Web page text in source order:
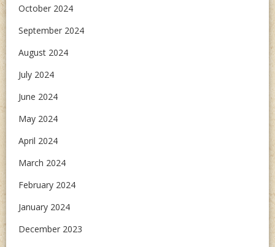
October 2024
September 2024
August 2024
July 2024
June 2024
May 2024
April 2024
March 2024
February 2024
January 2024
December 2023